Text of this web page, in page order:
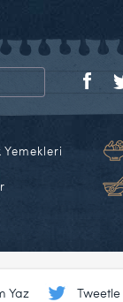
Yemekleri
Yaz Tweetle